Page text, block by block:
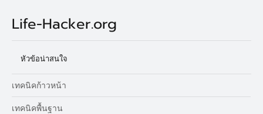
Life-Hacker.org
หัวข้อน่าสนใจ
เทคนิคก้าวหน้า
เทคนิคพื้นฐาน